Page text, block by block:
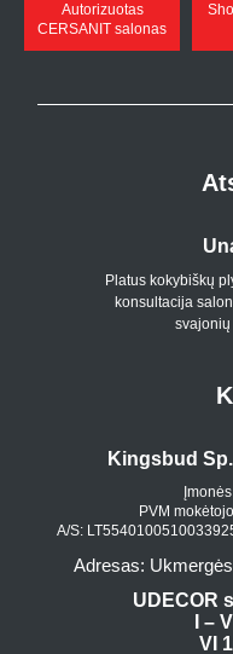
Autorizuotas
CERSANIT salonas
Platus kokybiškų
konsultacija
Kingsbud
PVM
A/S:
Adresas:
UDECOR
I –
VI